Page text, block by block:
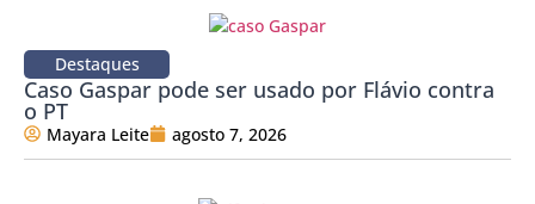
Destaques
Caso Gaspar pode ser usado por Flávio contra
o PT
Mayara Leite agosto 7, 2026